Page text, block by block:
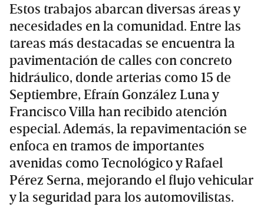
Estos trabajos abarcan diversas áreas y
necesidades en la comunidad. Entre las
tareas más destacadas se encuentra la
pavimentación de calles con concreto
hidráulico, donde arterias como 15 de
Septiembre, Efraín González Luna y
Francisco Villa han recibido atención
especial. Además, la repavimentación se
enfoca en tramos de importantes
avenidas como Tecnológico y Rafael
Pérez Serna, mejorando el flujo vehicular
y la seguridad para los automovilistas.